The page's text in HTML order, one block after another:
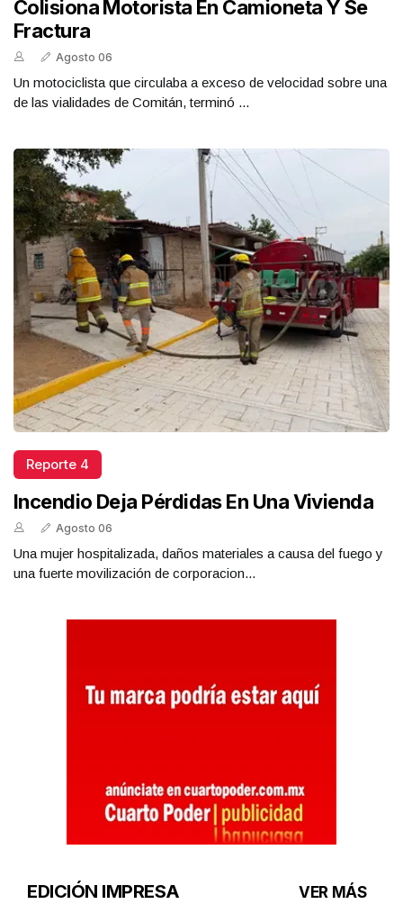
Colisiona Motorista En Camioneta Y Se
Fractura
Agosto 06
Un motociclista que circulaba a exceso de velocidad sobre una
de las vialidades de Comitán, terminó ...
Reporte 4
Incendio Deja Pérdidas En Una Vivienda
Agosto 06
Una mujer hospitalizada, daños materiales a causa del fuego y
una fuerte movilización de corporacion...
EDICIÓN IMPRESA VER MÁS